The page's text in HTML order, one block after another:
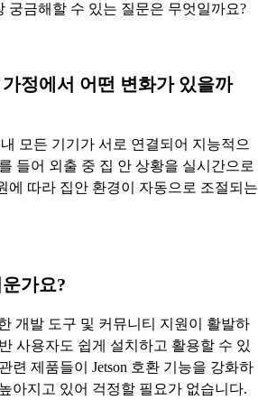
궁금해할 수 있는 질문은 무엇일까요?
정에서 어떤 변화가 있을까
모든 기기가 서로 연결되어 지능적으
들어 외출 중 집 안 상황을 실시간으로
에 따라 집안 환경이 자동으로 조절되는
가요?
개발 도구 및 커뮤니티 지원이 활발하
사용자도 쉽게 설치하고 활용할 수 있
련 제품들이 Jetson 호환 기능을 강화하
아지고 있어 걱정할 필요가 없습니다.